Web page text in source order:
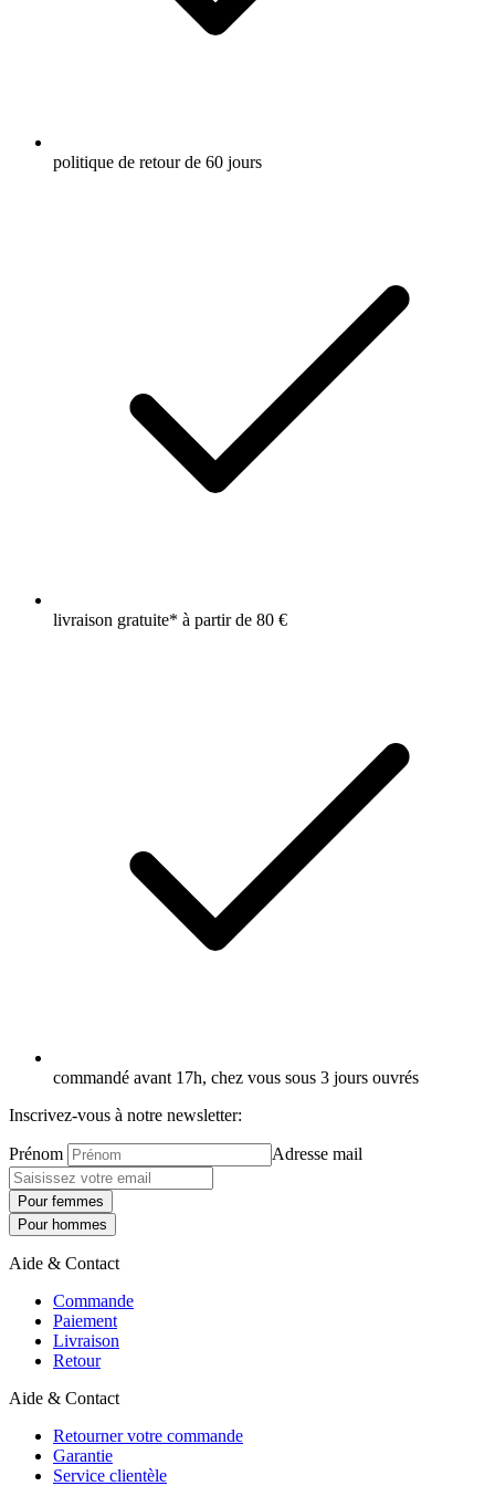
politique de retour de 60 jours
livraison gratuite* à partir de 80 €
commandé avant 17h, chez vous sous 3 jours ouvrés
Inscrivez-vous à notre newsletter:
Prénom Adresse mail
Pour femmes
Pour hommes
Aide & Contact
Commande
Paiement
Livraison
Retour
Aide & Contact
Retourner votre commande
Garantie
Service clientèle